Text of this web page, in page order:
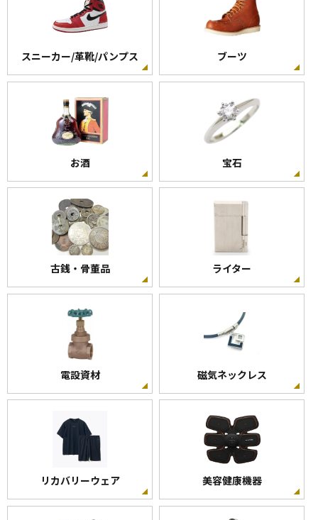
スニーカー/革靴/パンプス ブーツ
お酒 宝石
古銭・骨董品 ライター
電設資材 磁気ネックレス
リカバリーウェア 美容健康機器